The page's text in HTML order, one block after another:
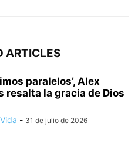
ARTICLES
paralelos’, Alex
resalta la gracia de Dios
- 31 de julio de 2026